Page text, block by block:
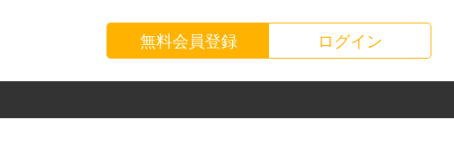
無料会員登録
運送会社様
ログイン